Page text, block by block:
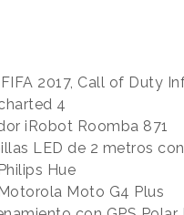
2017, Call of Duty
4
iRobot Roomba 871
LED de 2 metros
Hue
Moto G4 Plus